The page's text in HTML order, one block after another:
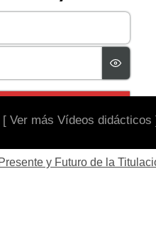
[ Ver más Vídeos didácticos